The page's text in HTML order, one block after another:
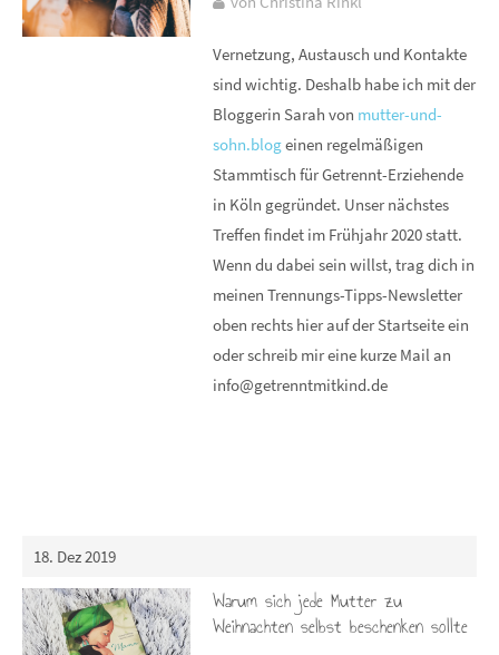
Vernetzung, Austausch und Kontakte
sind wichtig. Deshalb habe ich mit der
Bloggerin Sarah von mutter-und-
sohn.blogeinen regelmäßigen
Stammtisch für Getrennt-Erziehende
in Köln gegründet. Unser nächstes
Treffen findet im Frühjahr 2020 statt.
Wenn du dabei sein willst, trag dich in
meinen Trennungs-Tipps-Newsletter
oben rechts hier auf der Startseite ein
oder schreib mir eine kurze Mail an
info@getrenntmitkind.de
18. Dez 2019
Warum sich jede Mutter zu
Weihnachten selbst beschenken sollte